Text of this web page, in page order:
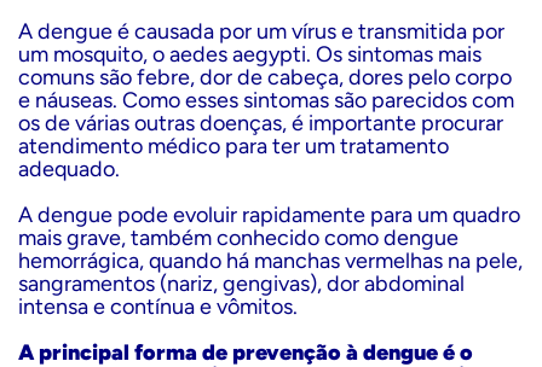
A dengue é causada por um vírus e transmitida por
um mosquito, o aedes aegypti. Os sintomas mais
comuns são febre, dor de cabeça, dores pelo corpo
e náuseas. Como esses sintomas são parecidos com
os de várias outras doenças, é importante procurar
atendimento médico para ter um tratamento
adequado.
A dengue pode evoluir rapidamente para um quadro
mais grave, também conhecido como dengue
hemorrágica, quando há manchas vermelhas na pele,
sangramentos (nariz, gengivas), dor abdominal
intensa e contínua e vômitos.
A principal forma de prevenção à dengue é o